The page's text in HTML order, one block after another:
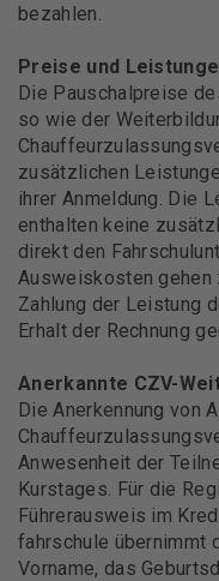
bezahlen.
Preise und
Die Pauschalpreise
so wie der
zusätzlichen
ihrer Anmeldung. Die
enthalten keine
direkt den
Ausweiskosten gehen
Zahlung der Leistung
Erhalt der Rechnung
Anerkannte CZV-
Die Anerkennung von
Anwesenheit der
Kurstages. Für die
Führerausweis im
fahrschule übernimmt
Vorname, das